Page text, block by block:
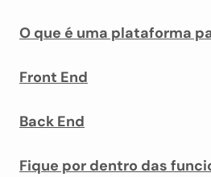
O que é uma plataforma
Front End
Back End
Fique por dentro das